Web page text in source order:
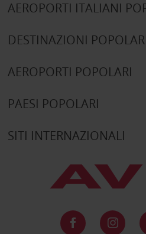
AEROPORTI ITALIANI
DESTINAZIONI
AEROPORTI POPOLARI
PAESI POPOLARI
SITI INTERNAZIONALI